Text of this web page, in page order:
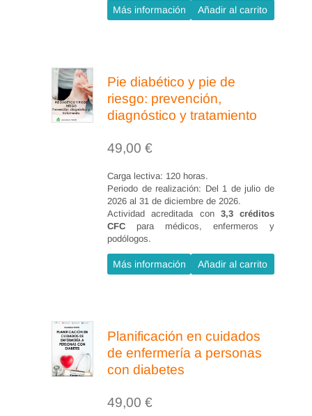
apoyo en su adquisición y
diferentes niveles del Sistema
Sanitario Español.
2.3.3. Edulcorantes
3.1. Pirámide de los alimentos.
3.2. Grupos de alimentos.
3.3. Decálogo de la alimentación
saludable.
Tema 4. Valoración del paciente
(15 horas)
4.1. Valoración clínica.
4.2. Datos antropométricos y
bioquímicos.
dietéticos.
4.4. Valoración subjetiva global.
Tema 5. Los planes de
alimentación (15 horas)
Más información Añadir al carrito
Pie diabético y pie de
riesgo: prevención,
diagnóstico y tratamiento
49,00 €
Carga lectiva: 120 horas.
Periodo de realización: Del 1 de julio de
2026 al 31 de diciembre de 2026.
Actividad acreditada con 3,3 créditos
CFC para médicos, enfermeros y
podólogos.
Más información Añadir al carrito
Planificación en cuidados
de enfermería a personas
con diabetes
49,00 €